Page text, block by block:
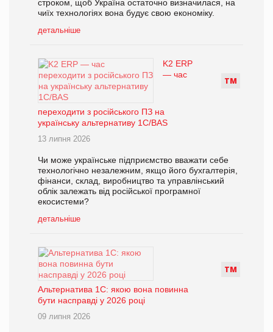
строком, щоб Україна остаточно визначилася, на
чиїх технологіях вона будує свою економіку.
детальніше
ТМ
K2 ERP
— час
переходити з російського ПЗ на
українську альтернативу 1С/BAS
13 липня 2026
Чи може українське підприємство вважати себе
технологічно незалежним, якщо його бухгалтерія,
фінанси, склад, виробництво та управлінський
облік залежать від російської програмної
екосистеми?
детальніше
ТМ
Альтернатива 1С: якою вона повинна
бути насправді у 2026 році
09 липня 2026